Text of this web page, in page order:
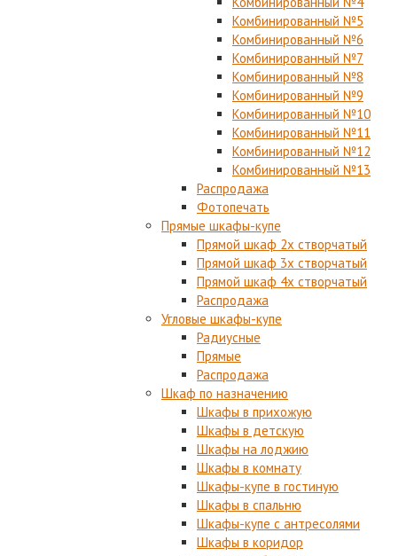
Комбинированный №5
Комбинированный №6
Комбинированный №7
Комбинированный №8
Комбинированный №9
Комбинированный №10
Комбинированный №11
Комбинированный №12
Комбинированный №13
Распродажа
Фотопечать
Прямые шкафы-купе
Прямой шкаф 2х створчатый
Прямой шкаф 3х створчатый
Прямой шкаф 4х створчатый
Распродажа
Угловые шкафы-купе
Радиусные
Прямые
Распродажа
Шкаф по назначению
Шкафы в прихожую
Шкафы в детскую
Шкафы на лоджию
Шкафы в комнату
Шкафы-купе в гостиную
Шкафы в спальню
Шкафы-купе с антресолями
Шкафы в коридор